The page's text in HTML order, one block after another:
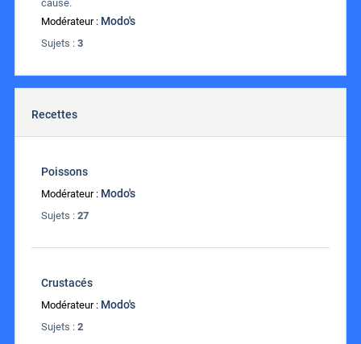
cause.
Modérateur : Modo's
Sujets : 3
Recettes
Poissons
Modérateur : Modo's
Sujets : 27
Crustacés
Modérateur : Modo's
Sujets : 2